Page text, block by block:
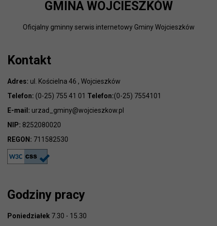
GMINA WOJCIESZKÓW
Oficjalny gminny serwis internetowy Gminy Wojcieszków
Kontakt
Adres: ul. Kościelna 46 , Wojcieszków
Telefon: (0-25) 755 41 01 Telefon:(0-25) 7554101
E-mail: urzad_gminy@wojcieszkow.pl
NIP: 8252080020
REGON: 711582530
Godziny pracy
Poniedziałek 7.30 - 15.30